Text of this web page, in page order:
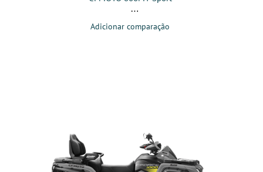
Adicionar comparação